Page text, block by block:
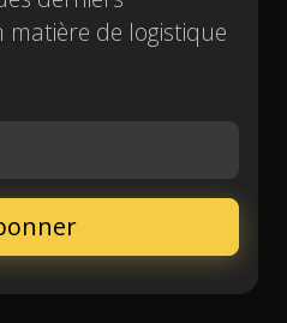
de logistique